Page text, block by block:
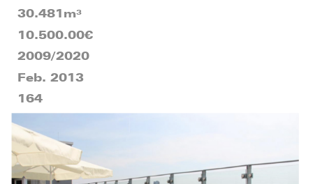
30.481m³
10.500.00€
2009/2020
Feb. 2013
164